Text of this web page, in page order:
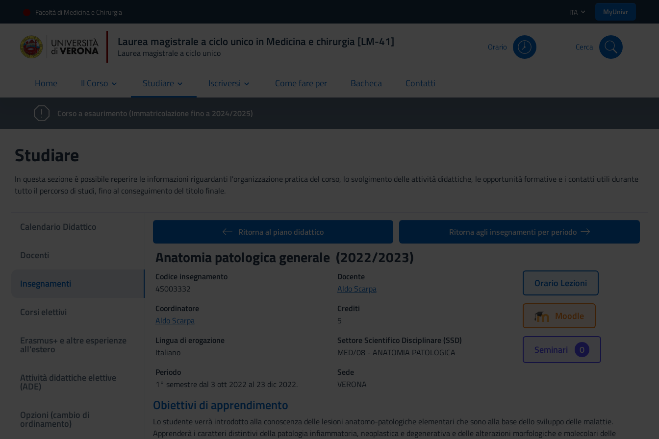
Facoltà di Medicina e Chirurgia ITA MyUnivr
Laurea magistrale a ciclo unico in Medicina e chirurgia [LM-41]
Laurea magistrale a ciclo unico
Orario Cerca
Home
current Il Corso Studiare Iscriversi Come fare per
current Bacheca
current Contatti
current
Corso a esaurimento (Immatricolazione fino a 2024/2025)
Studiare
In questa sezione è possibile reperire le informazioni riguardanti l'organizzazione pratica del corso, lo svolgimento delle attività didattiche, le opportunità formative e i contatti utili durante
tutto il percorso di studi, fino al conseguimento del titolo finale.
Calendario Didattico
Docenti
Insegnamenti
Corsi elettivi
Erasmus+ e altre esperienze
all'estero
Attività didattiche elettive
(ADE)
Opzioni (cambio di
ordinamento)
Ritorna al piano didattico Ritorna agli insegnamenti per periodo
Anatomia patologica generale (2022/2023)
Codice insegnamento
4S003332
Docente
Aldo Scarpa
Coordinatore
Aldo Scarpa
Crediti
5
Lingua di erogazione
Italiano
Settore Scientifico Disciplinare (SSD)
MED/08 - ANATOMIA PATOLOGICA
Periodo
1° semestre dal 3 ott 2022 al 23 dic 2022.
Sede
VERONA
Orario Lezioni
Moodle
Seminari 0
Obiettivi di apprendimento
Lo studente verrà introdotto alla conoscenza delle lesioni anatomo-patologiche elementari che sono alla base dello sviluppo delle malattie.
Apprenderà i caratteri distintivi della patologia infiammatoria, neoplastica e degenerativa e delle alterazioni morfologiche e molecolari delle